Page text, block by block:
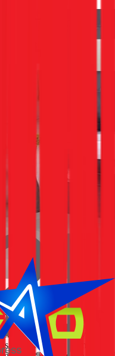
Sinh: Tại Sao
Định?
nhận được. Thay vì
đó phát sinh thêm